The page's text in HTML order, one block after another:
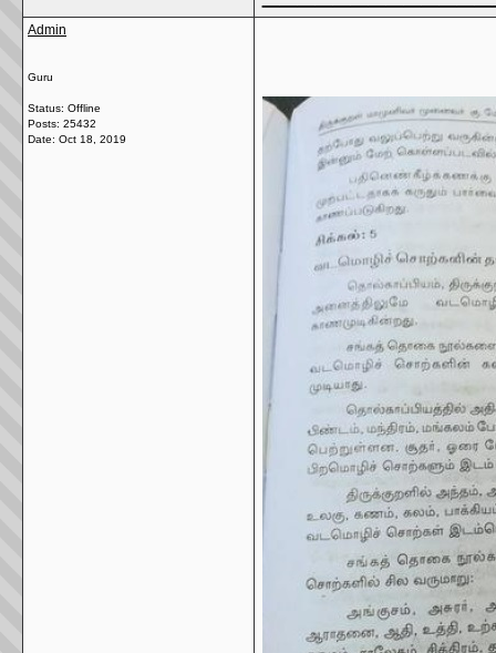
Admin
Guru
Status: Offline
Posts: 25432
Date: Oct 18, 2019